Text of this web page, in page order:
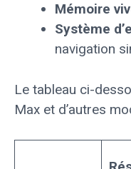
Mémoire
Système
navigation
Le tableau ci-
Max et d’autres